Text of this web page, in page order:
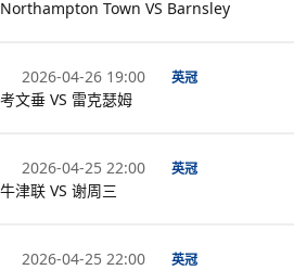
Northampton Town VS Barnsley
2026-04-26 19:00 英冠
考文垂 VS 雷克瑟姆
2026-04-25 22:00 英冠
牛津联 VS 谢周三
2026-04-25 22:00 英冠